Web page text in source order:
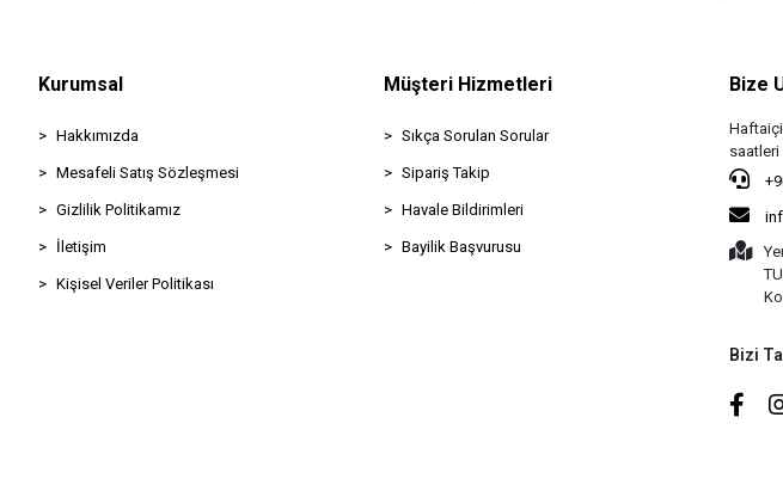
Kurumsal
Hakkımızda
Mesafeli Satış Sözleşmesi
Gizlilik Politikamız
İletişim
Kişisel Veriler Politikası
Müşteri Hizmetleri
Sıkça Sorulan Sorular
Sipariş Takip
Havale Bildirimleri
Bayilik Başvurusu
Bize
Haftaiçi
saatleri
Bizi